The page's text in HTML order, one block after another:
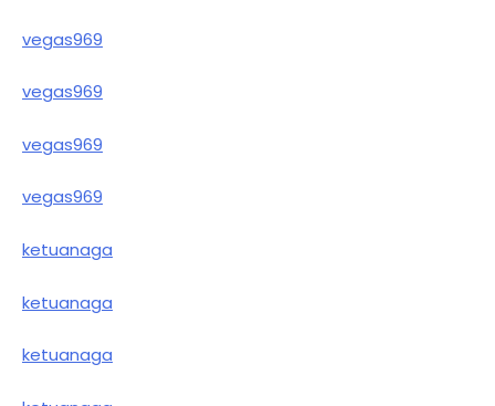
vegas969
vegas969
vegas969
vegas969
ketuanaga
ketuanaga
ketuanaga